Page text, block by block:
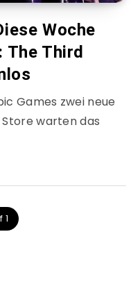
Woche
The Third
Games zwei neue
warten das
1